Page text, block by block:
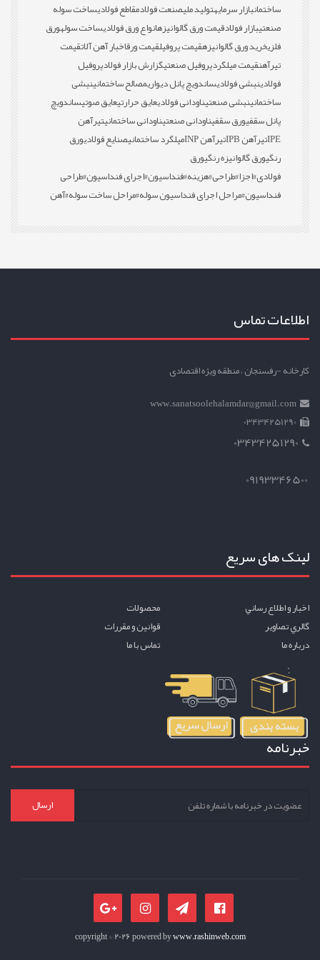
ساختمانبازار سرمایهتولید ملیصنعت فولادمقاطع فولادیساخت سوله
صنعتیبازار فولادقیمت ورق گالوانیزهانواع ورق فولادیساخت سولهورق
فلزیخرید ورق گالوانیزهقیمت پروفیلقیمت ورقاخبار آهن آلاتقیمت
تیرآهنقیمت میلگردپروفیل صنعتیگزارش بازار فولادپروفیل
فولادینبشی فولادیساندویچ پانل دیواریمصالح ساختمانینبشی
ساختمانینبشی صنعتیناودانی فولادیعایق حرارتیعایق صوتیساندویچ
پانل سقفیورق سقفیناودانی صنعتیناودانی ساختمانیتیرآهن
IPEتیرآهن IPB تیرآهن INP میلگرد ساختمانیصنایع فولادیورق
رنگیورق گالوانیزه رنگیورق
فولادی#اجزا#طراحی#هزینه#فنداسیون#اجرای فنداسیون#طراحی
فنداسیون#مراحل اجرای فنداسیون سوله#مراحل ساخت سوله#آهن
اطلاعات تماس
کارخانه -رفسنجان ، منطقه ویژه اقتصادی
www.sanatsoolehalamdar@gmail.com
03434251290
03434251290
09193346500
لینک های سریع
اخبار و اطلاع رساني
محصولات
گالري تصاوير
قوانين و مقررات
درباره ما
تماس با ما
خبرنامه
ارسال
copyright © 2026 powered bywww.rashinweb.com